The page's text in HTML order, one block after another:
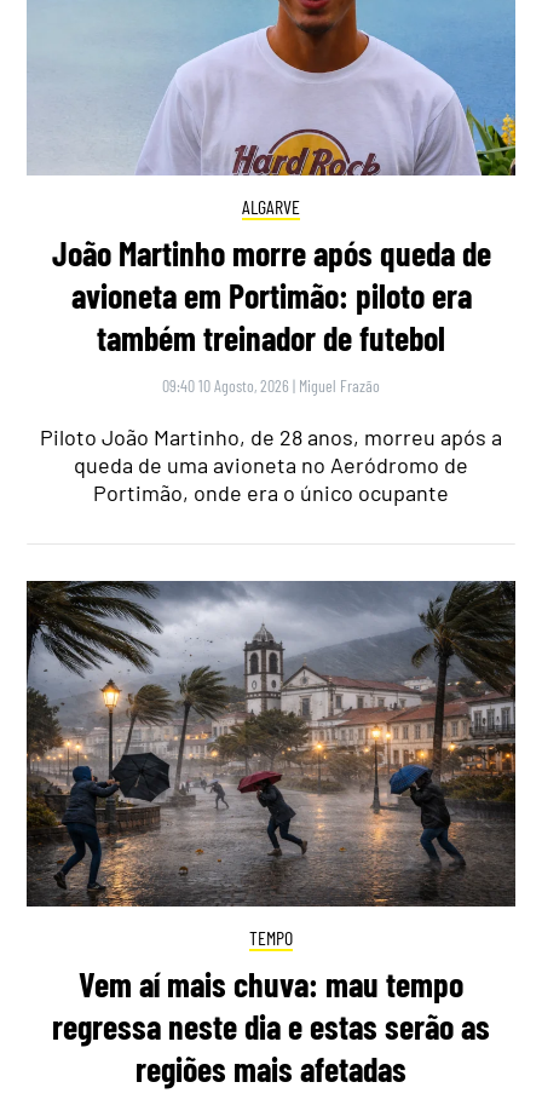
ALGARVE
João Martinho morre após queda de
avioneta em Portimão: piloto era
também treinador de futebol
09:40 10 Agosto, 2026 | Miguel Frazão
Piloto João Martinho, de 28 anos, morreu após a
queda de uma avioneta no Aeródromo de
Portimão, onde era o único ocupante
TEMPO
Vem aí mais chuva: mau tempo
regressa neste dia e estas serão as
regiões mais afetadas